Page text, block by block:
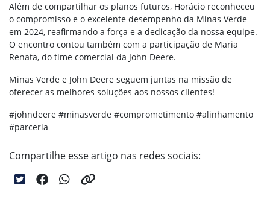
Além de compartilhar os planos futuros, Horácio reconheceu
o compromisso e o excelente desempenho da Minas Verde
em 2024, reafirmando a força e a dedicação da nossa equipe.
O encontro contou também com a participação de Maria
Renata, do time comercial da John Deere.
Minas Verde e John Deere seguem juntas na missão de
oferecer as melhores soluções aos nossos clientes!
#johndeere #minasverde #comprometimento #alinhamento
#parceria
Compartilhe esse artigo nas redes sociais: